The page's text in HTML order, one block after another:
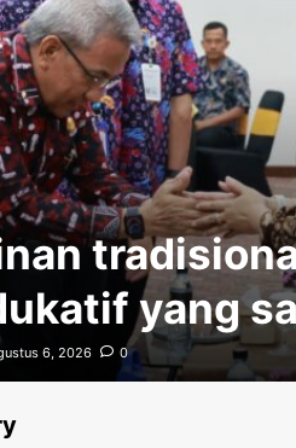
yang
6, 2026 0